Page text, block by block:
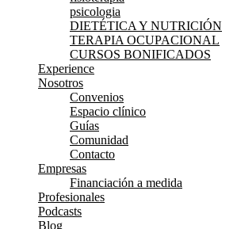
psicologia
DIETÉTICA Y NUTRICIÓN
TERAPIA OCUPACIONAL
CURSOS BONIFICADOS
Experience
Nosotros
Convenios
Espacio clínico
Guías
Comunidad
Contacto
Empresas
Financiación a medida
Profesionales
Podcasts
Blog